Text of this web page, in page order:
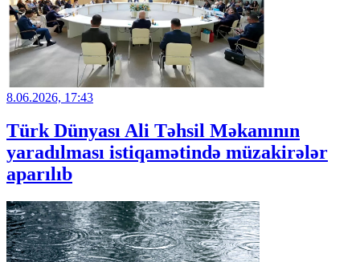
8.06.2026, 17:43
Türk Dünyası Ali Təhsil Məkanının
yaradılması istiqamətində müzakirələr
aparılıb